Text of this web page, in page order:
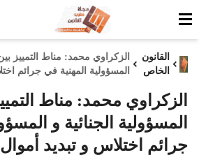
القانون
الخاص
الزكراوي محمد: مناط التمييز
المسؤولية المهنية في جرائم
الزكراوي محمد: مناط
المسؤولية الجنائية و
جرائم اختلاس و تبديد